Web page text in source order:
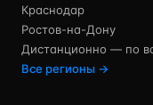
Краснодар
Ростов-на-Дону
Дистанционно — по
Все регионы →